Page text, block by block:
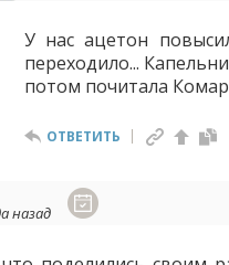
У нас ацетон
переходило...
потом почитала
ОТВЕТИТЬ
назад